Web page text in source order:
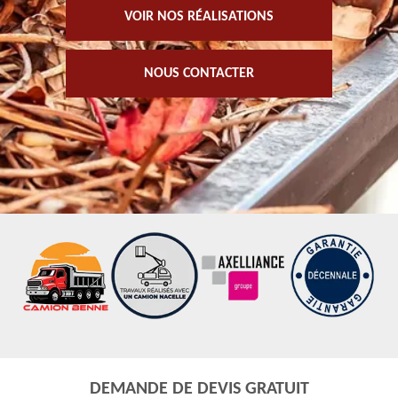
VOIR NOS RÉALISATIONS
NOUS CONTACTER
DEMANDE DE DEVIS GRATUIT